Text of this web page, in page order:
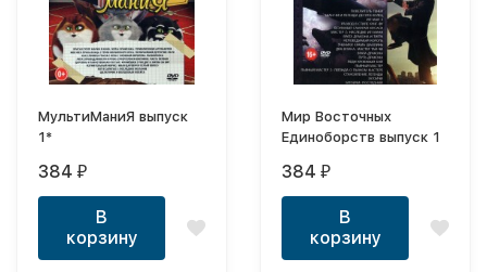
МультиМаниЯ выпуск
1*
384 ₽
В
корзину
Мир Восточных
Единоборств выпуск 1
384 ₽
В
корзину